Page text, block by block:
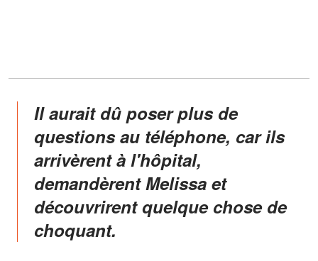
Il aurait dû poser plus de
questions au téléphone, car ils
arrivèrent à l'hôpital,
demandèrent Melissa et
découvrirent quelque chose de
choquant.